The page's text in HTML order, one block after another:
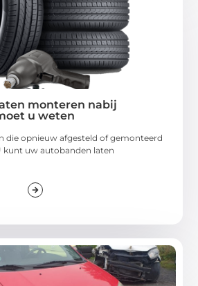
monteren nabij
u weten
die opnieuw afgesteld of gemonteerd
kunt uw autobanden laten